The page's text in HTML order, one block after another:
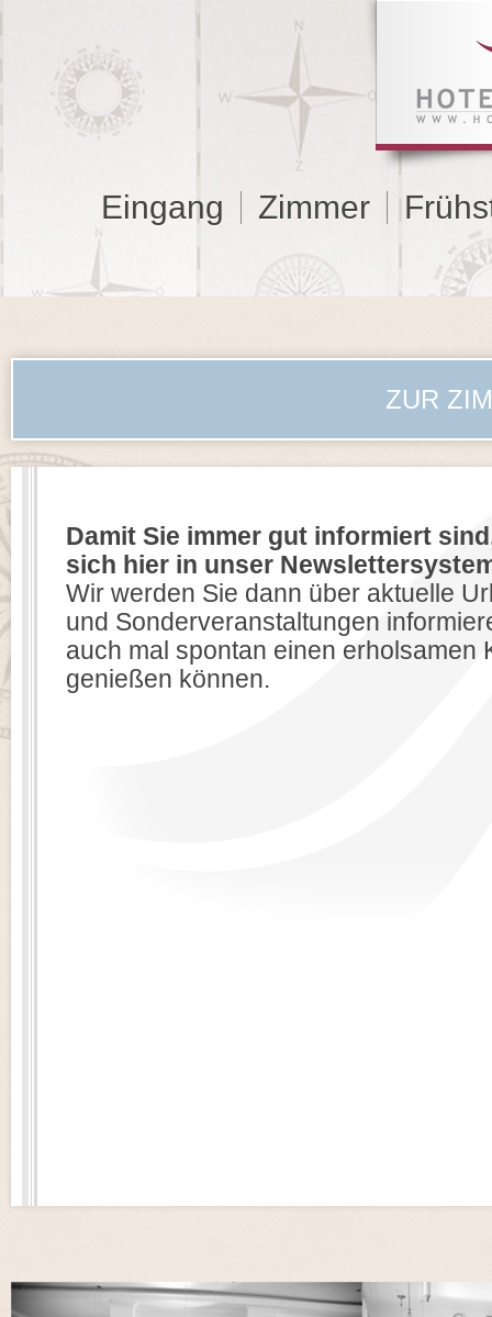
Eingang Zimmer
ZUR
Damit Sie immer gut informiert
sich hier in unser
Wir werden Sie dann über aktuelle
und Sonderveranstaltungen
auch mal spontan einen erholsamen
genießen können.